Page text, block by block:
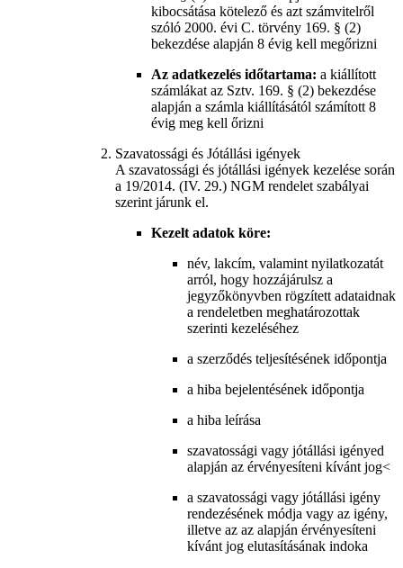
kibocsátása kötelező és azt számvitelről
szóló 2000. évi C. törvény 169. § (2)
bekezdése alapján 8 évig kell megőrizni
Az adatkezelés időtartama: a kiállított
számlákat az Sztv. 169. § (2) bekezdése
alapján a számla kiállításától számított 8
évig meg kell őrizni
Szavatossági és Jótállási igények
A szavatossági és jótállási igények kezelése során
a 19/2014. (IV. 29.) NGM rendelet szabályai
szerint járunk el.
Kezelt adatok köre:
név, lakcím, valamint nyilatkozatát
arról, hogy hozzájárulsz a
jegyzőkönyvben rögzített adataidnak
a rendeletben meghatározottak
szerinti kezeléséhez
a szerződés teljesítésének időpontja
a hiba bejelentésének időpontja
a hiba leírása
szavatossági vagy jótállási igényed
alapján az érvényesíteni kívánt jog<
a szavatossági vagy jótállási igény
rendezésének módja vagy az igény,
illetve az az alapján érvényesíteni
kívánt jog elutasításának indoka